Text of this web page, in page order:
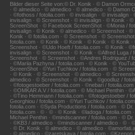
Bilder dieser Seite von:© Dr. Konik · © Damon
· © almedico · © almedico · © almedico · © Damon
· ©fothoss / fotolia.com · © invisalign · © invisalign
invisalign · © Screenshot · © invisalign · © Konik ·
ScreenShot · © Facebook ScreenShot · ©Monia /
invisalign · © Konik · © almedico · © Screenshot ·
Konik · © fotolia.com · © Screenshot · ©
fotolia.com · © Konik · © Konik · © Konik · © Konik
Screenshot · ©Udo Hoeft / fotolia.com · © Konik ·
invisalign · © Screenshot · © Konik · ©Alfred Luga /
Screenshot · © Screenshot · ©Andres Rodriguez /
· ©Mariia Pazhyna / fotolia.com · © Konik · ©
ScreenShot · ©Yuri Tuchkov / fotolia.com · ©
· © Konik · © Screenshot · © almedico · ©
almedico · © Screenshot · © Konik · ©goodluz /
· ©fotogestoeber / fotolia.com · ©nebari /
· ©OMKAR A.V / fotolia.com · © Michael Penthin ·
· ©Tino Hemmann / fotolia.com · ©fotogestoeber /
Georghiou / fotolia.com · ©Yuri Tuchkov /
fotolia.com · ©Syda Productions / fotolia.com · ©
fotolia.com · © · © · © Konik · ©ladoga / fotolia.com
Michael Penthin · ©mindscanner / fotolia.com · ©
· ©KB3 / almedico · ©mindscanner / almedico · © ·
· © Dr. Konik · © almedico · © almedico ·
· © almedico · ©zaretskaya / fotolia.com · ©Kzenon